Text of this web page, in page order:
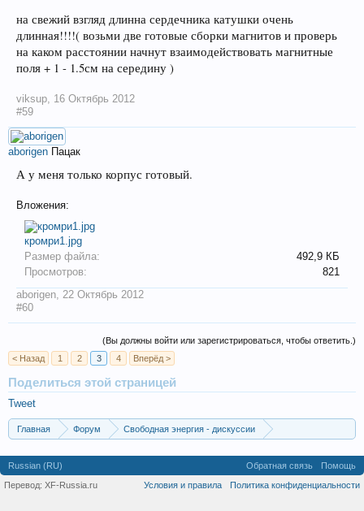
на свежий взгляд длинна сердечника катушки очень
длинная!!!!( возьми две готовые сборки магнитов и проверь
на каком расстоянии начнут взаимодействовать магнитные
поля + 1 - 1.5см на середину )
viksup, 16 Октябрь 2012
#59
aborigen Пацак
А у меня только корпус готовый.
Вложения:
кромри1.jpg
Размер файла:
492,9 КБ
Просмотров:
821
aborigen, 22 Октябрь 2012
#60
(Вы должны войти или зарегистрироваться, чтобы ответить.)
< Назад
1 2 3 4 Вперёд >
Поделиться этой страницей
Tweet
Главная Форум
Свободная энергия - дискуссии
Russian (RU)
Обратная связь
Помощь
Условия и правила
Политика конфиденциальности
Перевод: XF-Russia.ru